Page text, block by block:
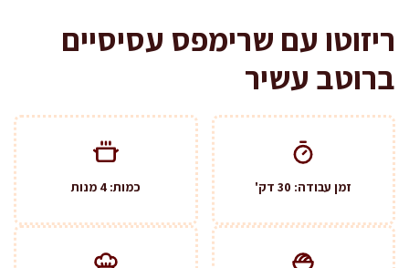
ריזוטו עם שרימפס עסיסיים
ברוטב עשיר
זמן עבודה: 30 דק' כמות: 4 מנות